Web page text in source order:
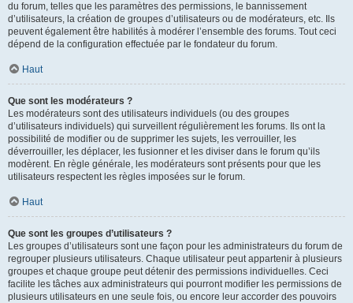
du forum, telles que les paramètres des permissions, le bannissement
d’utilisateurs, la création de groupes d’utilisateurs ou de modérateurs, etc. Ils
peuvent également être habilités à modérer l’ensemble des forums. Tout ceci
dépend de la configuration effectuée par le fondateur du forum.
Haut
Que sont les modérateurs ?
Les modérateurs sont des utilisateurs individuels (ou des groupes
d’utilisateurs individuels) qui surveillent régulièrement les forums. Ils ont la
possibilité de modifier ou de supprimer les sujets, les verrouiller, les
déverrouiller, les déplacer, les fusionner et les diviser dans le forum qu’ils
modèrent. En règle générale, les modérateurs sont présents pour que les
utilisateurs respectent les règles imposées sur le forum.
Haut
Que sont les groupes d’utilisateurs ?
Les groupes d’utilisateurs sont une façon pour les administrateurs du forum de
regrouper plusieurs utilisateurs. Chaque utilisateur peut appartenir à plusieurs
groupes et chaque groupe peut détenir des permissions individuelles. Ceci
facilite les tâches aux administrateurs qui pourront modifier les permissions de
plusieurs utilisateurs en une seule fois, ou encore leur accorder des pouvoirs